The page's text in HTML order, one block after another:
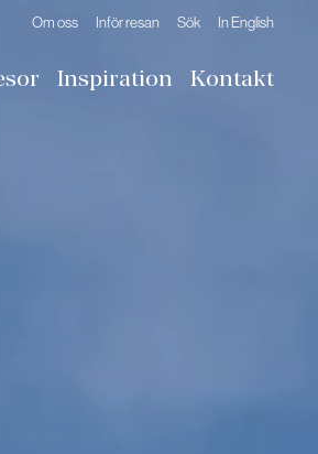
Om oss Inför resan Sök In English
Inspiration Kontakt